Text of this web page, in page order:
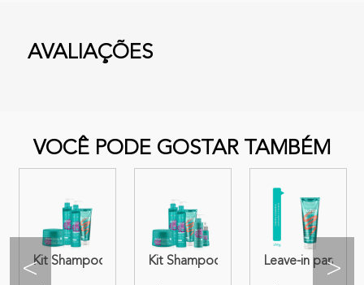
AVALIAÇÕES
VOCÊ PODE GOSTAR TAMBÉM
<
| Amend Essencial
+ Cronograma Capilar Superdoses de Reparação + Seca
Cronograma Capilar Superdoses de Reparação + Seca Sem
Kit Shampoo + Condicionador + Máscara + Leave-in |
Kit Shampoo + Condicionador +
Leave-in para
>